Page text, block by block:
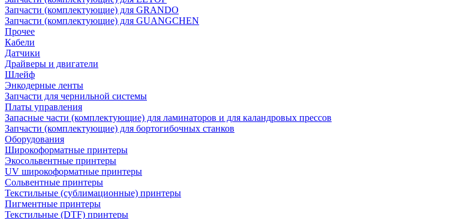
Запчасти (комплектующие) для GRANDO
Запчасти (комплектующие) для GUANGCHEN
Прочее
Кабели
Датчики
Драйверы и двигатели
Шлейф
Энкодерные ленты
Запчасти для чернильной системы
Платы управления
Запасные части (комплектующие) для ламинаторов и для каландровых прессов
Запчасти (комплектующие) для бортогибочных станков
Оборудования
Широкоформатные принтеры
Экосольвентные принтеры
UV широкоформатные принтеры
Сольвентные принтеры
Текстильные (сублимационные) принтеры
Пигментные принтеры
Текстильные (DTF) принтеры